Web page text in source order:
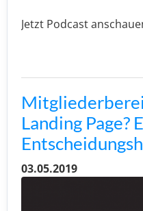
Jetzt Podcast
Landing Page?
03.05.2019